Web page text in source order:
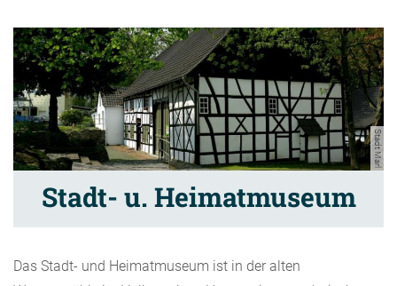
Stadt Marl
Stadt- u. Heimatmuseum
Das Stadt- und Heimatmuseum ist in der alten